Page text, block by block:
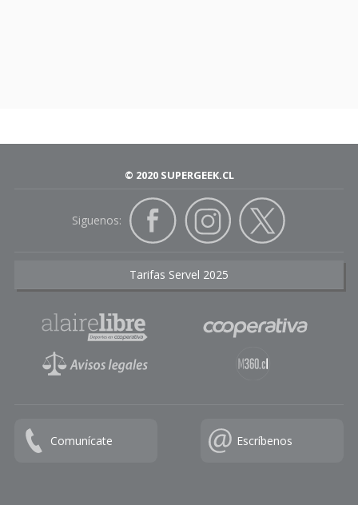
© 2020 SUPERGEEK.CL
Siguenos:
Tarifas Servel 2025
Comunícate Escríbenos